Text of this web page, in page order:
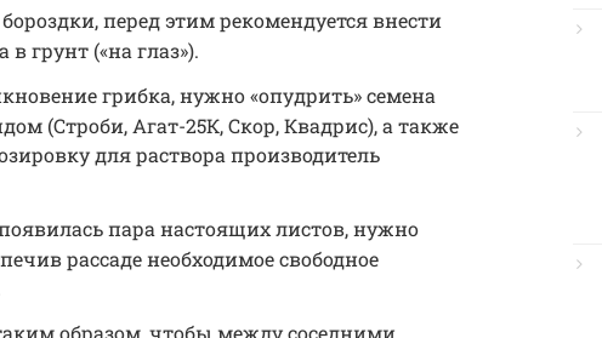
перед этим рекомендуется внести
грунт («на глаз»).
грибка, нужно «опудрить» семена
(Строби, Агат-25К, Скор, Квадрис), а также
для раствора производитель
пара настоящих листов, нужно
рассаде необходимое свободное
образом, чтобы между соседними